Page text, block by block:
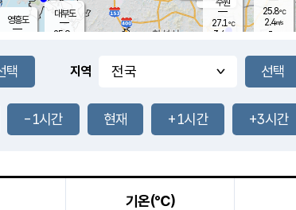
영흥도
-mm
25.4
℃
대부도
25.9
25.7℃
1.1m/s
-mm
-mm
25.8℃
2.4m/s
-
수원
27.1℃
3.4 m/s
지역
-1시간 현재 +1시간 +3시간
기온(℃)